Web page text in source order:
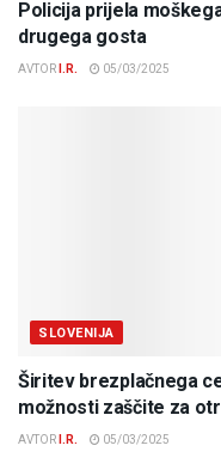
Policija prijela
drugega gosta
AVTOR I.R. 05/03/2025
SLOVENIJA
Širitev brezplačnega
možnosti zaščite za
AVTOR I.R. 05/03/2025